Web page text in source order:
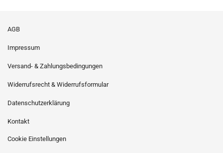
AGB
Impressum
Versand- & Zahlungsbedingungen
Widerrufsrecht & Widerrufsformular
Datenschutzerklärung
Kontakt
Cookie Einstellungen